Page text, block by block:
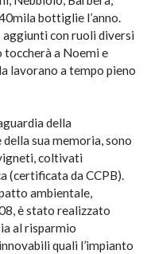
bottiglie l’anno.
aggiunti con ruoli diversi
toccherà a Noemi e
lavorano a tempo pieno
della
sua memoria, sono
coltivati
(certificata da CCPB).
ambientale,
è stato realizzato
al risparmio
quali l’impianto